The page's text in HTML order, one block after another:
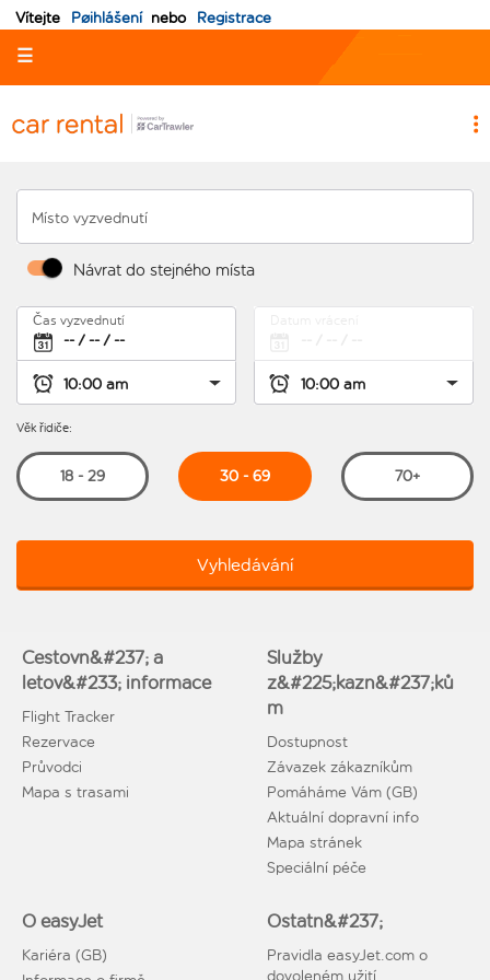
Vítejte Pøihlášení nebo Registrace
☰
Místo vyzvednutí
Návrat do stejného místa
Čas vyzvednutí
Věk řidiče:
18 - 29 30 - 69 70+
Vyhledávání
Cestovn&#237; a
letov&#233; informace
Flight Tracker
Rezervace
Průvodci
Mapa s trasami
Služby
z&#225;kazn&#237;ků
m
Dostupnost
Závazek zákazníkům
Pomáháme Vám (GB)
Aktuální dopravní info
Mapa stránek
Speciální péče
O easyJet
Kariéra (GB)
Ostatn&#237;
Pravidla easyJet.com o
dovoleném užití